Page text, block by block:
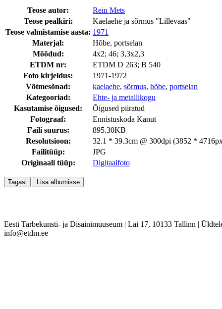
Teose autor:
Rein Mets
Teose pealkiri:
Kaelaehe ja sõrmus "Lillevaas"
Teose valmistamise aasta: 1971
Materjal:
Hõbe, portselan
Mõõdud:
4x2; 46; 3,3x2,3
ETDM nr:
ETDM D 263; B 540
Foto kirjeldus:
1971-1972
Võtmesõnad:
kaelaehe, sõrmus, hõbe, portselan
Kategooriad:
Ehte- ja metallikogu
Kasutamise õigused:
Õigused piiratud
Fotograaf:
Ennistuskoda Kanut
Faili suurus:
895.30KB
Resolutsioon:
32.1 * 39.3cm @ 300dpi (3852 *
Failitüüp:
JPG
Originaali tüüp:
Digitaalfoto
Eesti Tarbekunsti- ja Disainimuuseum | Lai 17, 10133 Tallinn |
info@etdm.ee